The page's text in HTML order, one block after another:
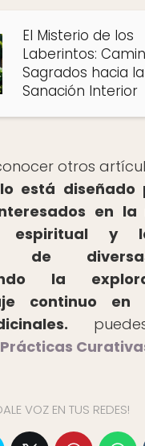
El Misterio de los
Laberintos:
Sagrados hacia la
Sanación Interior
otros
está
en
espiritual y
de
la
continuo
Prácticas
VOZ EN TUS REDES!